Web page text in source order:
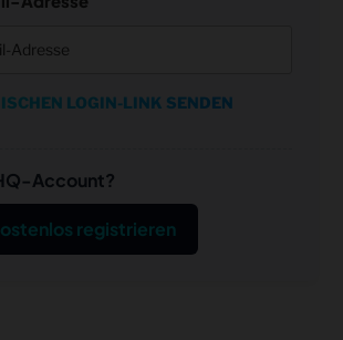
LOGIN-LINK SENDEN
Account?
registrieren